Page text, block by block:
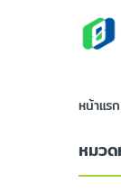
หน้าแรก
หมว